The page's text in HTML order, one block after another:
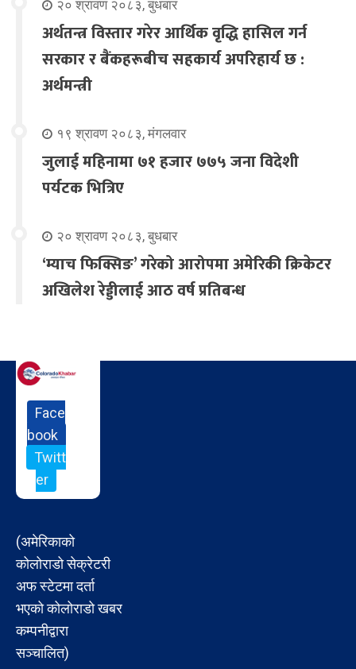
२० श्रावण २०८३, बुधबार
अर्थतन्त्र विस्तार गरेर आर्थिक वृद्धि हासिल गर्न
सरकार र बैंकहरूबीच सहकार्य अपरिहार्य छ :
अर्थमन्त्री
१९ श्रावण २०८३, मंगलवार
जुलाई महिनामा ७१ हजार ७७५ जना विदेशी
पर्यटक भित्रिए
२० श्रावण २०८३, बुधबार
‘म्याच फिक्सिङ’ गरेको आरोपमा अमेरिकी क्रिकेटर
अखिलेश रेड्डीलाई आठ वर्ष प्रतिबन्ध
Face
book
Twitt
er
(अमेरिकाको
कोलोराडो सेक्रेटरी
अफ स्टेटमा दर्ता
भएको कोलोराडो खबर
कम्पनीद्वारा
सञ्चालित)